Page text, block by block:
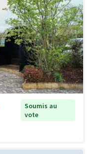
Soumis au
vote